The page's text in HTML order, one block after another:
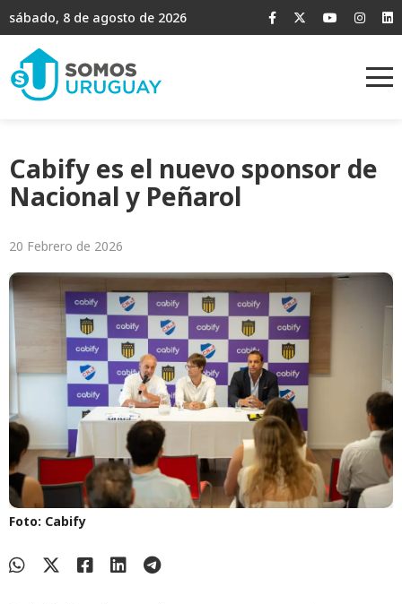
sábado, 8 de agosto de 2026
Cabify es el nuevo sponsor de
Nacional y Peñarol
20 Febrero de 2026
Foto: Cabify